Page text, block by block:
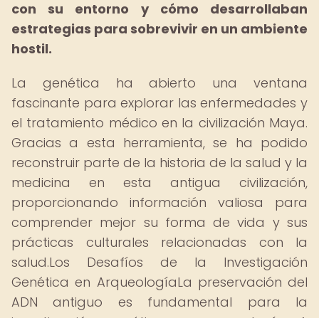
con su entorno y cómo desarrollaban
estrategias para sobrevivir en un ambiente
hostil.
La genética ha abierto una ventana
fascinante para explorar las enfermedades y
el tratamiento médico en la civilización Maya.
Gracias a esta herramienta, se ha podido
reconstruir parte de la historia de la salud y la
medicina en esta antigua civilización,
proporcionando información valiosa para
comprender mejor su forma de vida y sus
prácticas culturales relacionadas con la
salud.Los Desafíos de la Investigación
Genética en ArqueologíaLa preservación del
ADN antiguo es fundamental para la